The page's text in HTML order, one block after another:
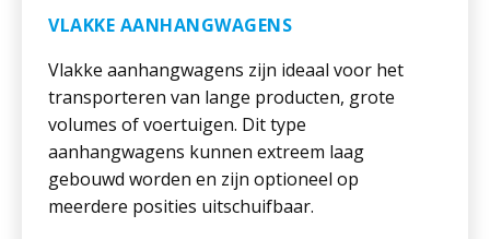
VLAKKE AANHANGWAGENS
Vlakke aanhangwagens zijn ideaal voor het
transporteren van lange producten, grote
volumes of voertuigen. Dit type
aanhangwagens kunnen extreem laag
gebouwd worden en zijn optioneel op
meerdere posities uitschuifbaar.